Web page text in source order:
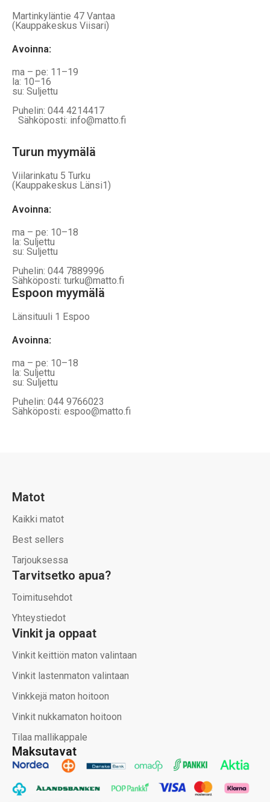
Martinkyläntie 47 Vantaa
(Kauppakeskus Viisari)
Avoinna:
ma – pe: 11–19
la: 10–16
su: Suljettu
Puhelin: 044 4214417
Sähköposti: info@matto.fi
Turun myymälä
Viilarinkatu 5 Turku
(Kauppakeskus Länsi1)
Avoinna:
ma – pe: 10–18
la: Suljettu
su: Suljettu
Puhelin: 044 7889996
Sähköposti: turku@matto.fi
Espoon myymälä
Länsituuli 1 Espoo
Avoinna:
ma – pe: 10–18
la: Suljettu
su: Suljettu
Puhelin: 044 9766023
Sähköposti: espoo@matto.fi
Maksutavat
Matot
Kaikki matot
Best sellers
Tarjouksessa
Tarvitsetko apua?
Toimitusehdot
Yhteystiedot
Vinkit ja oppaat
Vinkit keittiön maton valintaan
Vinkit lastenmaton valintaan
Vinkkejä maton hoitoon
Vinkit nukkamaton hoitoon
Tilaa mallikappale